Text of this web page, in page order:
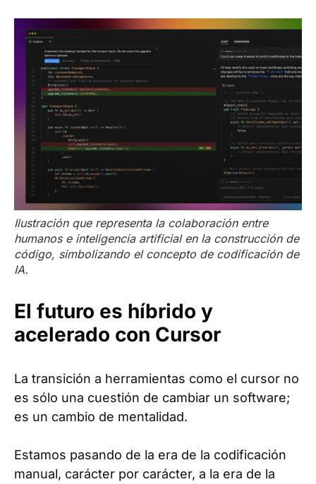
Ilustración que representa la colaboración entre
humanos e inteligencia artificial en la construcción de
código, simbolizando el concepto de codificación de
IA.
El futuro es híbrido y
acelerado con Cursor
La transición a herramientas como el cursor no
es sólo una cuestión de cambiar un software;
es un cambio de mentalidad.
Estamos pasando de la era de la codificación
manual, carácter por carácter, a la era de la